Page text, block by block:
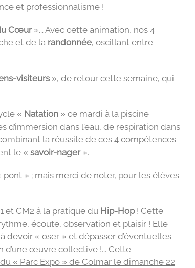
et professionnalisme !
Cœur»... Avec cette animation, nos 4
et de la randonnée, oscillant entre
visiteurs», de retour cette semaine, qui
« Natation » ce mardi à la piscine
d’immersion dans l’eau, de respiration dans
la réussite de ces 4 compétences
le « savoir-nager».
» ; mais merci de noter, pour les élèves
et CM2 à la pratique du Hip-Hop! Cette
écoute, observation et plaisir ! Elle
devoir « oser » et dépasser d’éventuelles
d’une œuvre collective !... Cette
« Parc Expo » de Colmar le dimanche 22